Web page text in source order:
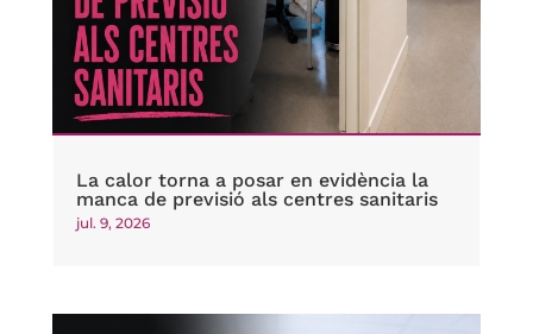
La calor torna a posar en evidència la
manca de previsió als centres sanitaris
jul. 9, 2026